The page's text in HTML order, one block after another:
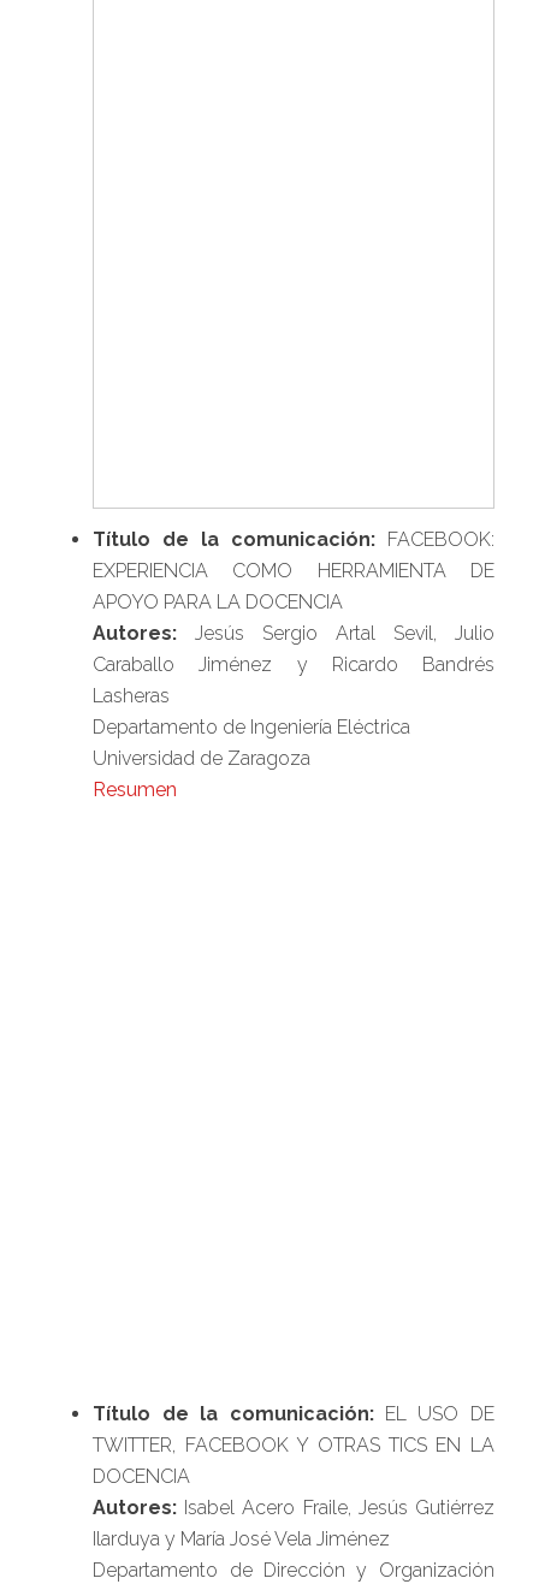
Título de la comunicación: FACEBOOK:
EXPERIENCIA COMO HERRAMIENTA DE
APOYO PARA LA DOCENCIA
Autores:Jesús Sergio Artal Sevil, Julio
Caraballo Jiménez y Ricardo Bandrés
Lasheras
Departamento de Ingeniería Eléctrica
Universidad de Zaragoza
Resumen
Título de la comunicación: EL USO DE
TWITTER, FACEBOOK Y OTRAS TICS EN LA
DOCENCIA
Autores: Isabel Acero Fraile, Jesús Gutiérrez
Ilarduya y María José Vela Jiménez
Departamento de Dirección y Organización